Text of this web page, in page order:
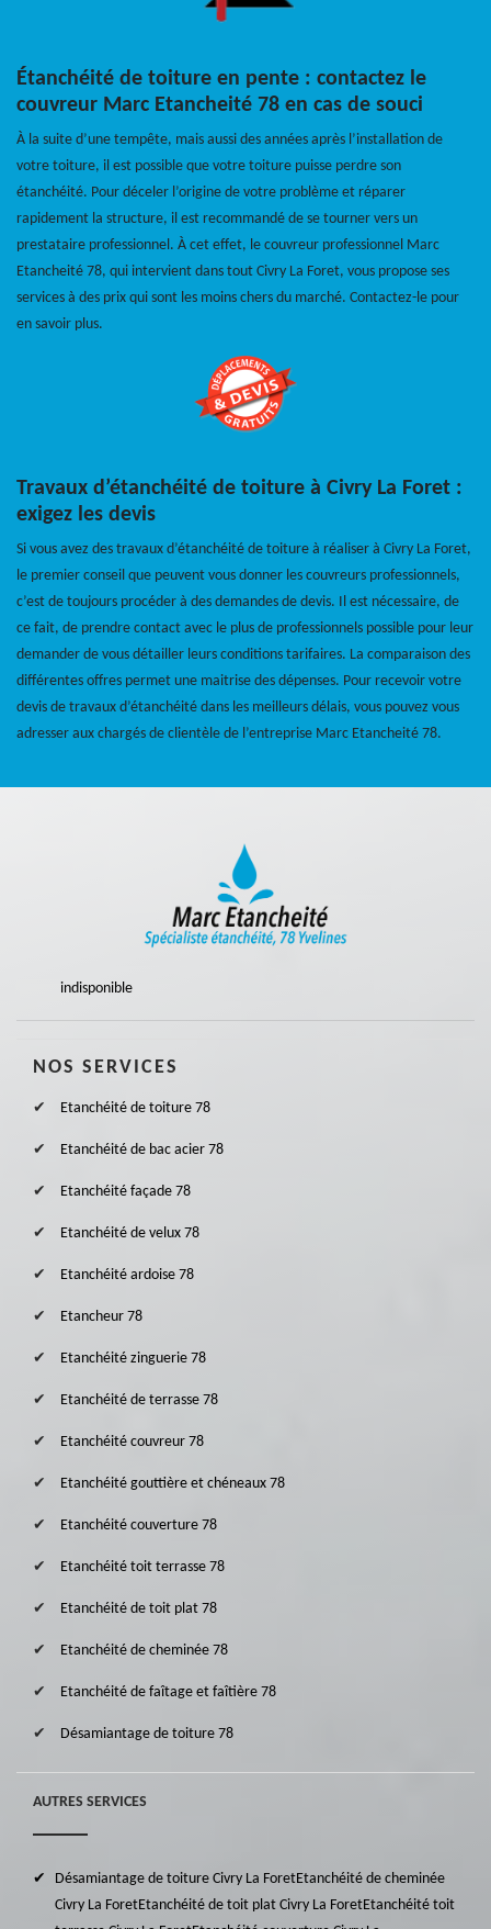
Étanchéité de toiture en pente : contactez le
couvreur Marc Etancheité 78 en cas de souci
À la suite d’une tempête, mais aussi des années après l’installation de
votre toiture, il est possible que votre toiture puisse perdre son
étanchéité. Pour déceler l’origine de votre problème et réparer
rapidement la structure, il est recommandé de se tourner vers un
prestataire professionnel. À cet effet, le couvreur professionnel Marc
Etancheité 78, qui intervient dans tout Civry La Foret, vous propose ses
services à des prix qui sont les moins chers du marché. Contactez-le pour
en savoir plus.
Travaux d’étanchéité de toiture à Civry La Foret :
exigez les devis
Si vous avez des travaux d’étanchéité de toiture à réaliser à Civry La Foret,
le premier conseil que peuvent vous donner les couvreurs professionnels,
c’est de toujours procéder à des demandes de devis. Il est nécessaire, de
ce fait, de prendre contact avec le plus de professionnels possible pour leur
demander de vous détailler leurs conditions tarifaires. La comparaison des
différentes offres permet une maitrise des dépenses. Pour recevoir votre
devis de travaux d’étanchéité dans les meilleurs délais, vous pouvez vous
adresser aux chargés de clientèle de l’entreprise Marc Etancheité 78.
indisponible
NOS SERVICES
Etanchéité de toiture 78
Etanchéité de bac acier 78
Etanchéité façade 78
Etanchéité de velux 78
Etanchéité ardoise 78
Etancheur 78
Etanchéité zinguerie 78
Etanchéité de terrasse 78
Etanchéité couvreur 78
Etanchéité gouttière et chéneaux 78
Etanchéité couverture 78
Etanchéité toit terrasse 78
Etanchéité de toit plat 78
Etanchéité de cheminée 78
Etanchéité de faîtage et faîtière 78
Désamiantage de toiture 78
AUTRES SERVICES
Désamiantage de toiture Civry La ForetEtanchéité de cheminée
Civry La ForetEtanchéité de toit plat Civry La ForetEtanchéité toit